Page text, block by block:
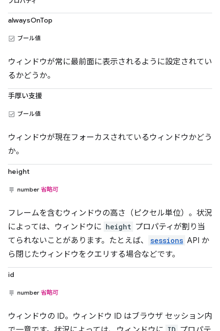
alwaysOnTop
ブール値
ウィンドウが常に最前面に表示されるように設定されてい
るかどうか。
手厚い支援
ブール値
ウィンドウが現在フォーカスされているウィンドウかどう
か。
height
number 省略可
フレームを含むウィンドウの高さ（ピクセル単位）。状況
によっては、ウィンドウに height プロパティが割り当
てられないことがあります。たとえば、
sessions API か
ら閉じたウィンドウをクエリする場合などです。
id
number 省略可
ウィンドウの ID。ウィンドウ ID はブラウザ セッション内